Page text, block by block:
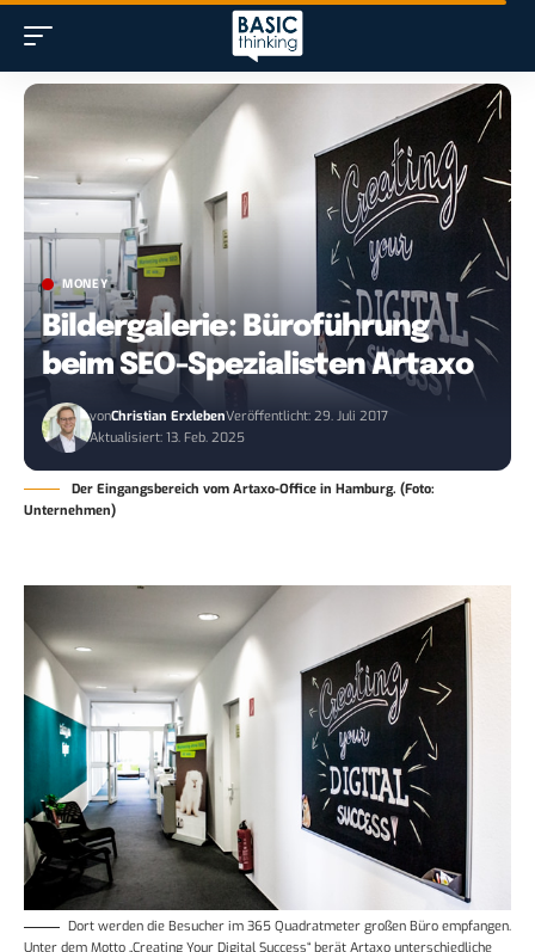
MONEY
Bildergalerie: Büroführung
beim SEO-Spezialisten Artaxo
vonChristian ErxlebenVeröffentlicht: 29. Juli 2017
Aktualisiert: 13. Feb. 2025
Der Eingangsbereich vom Artaxo-Office in Hamburg. (Foto:
Unternehmen)
Dort werden die Besucher im 365 Quadratmeter großen Büro empfangen.
Unter dem Motto „Creating Your Digital Success“ berät Artaxo unterschiedliche